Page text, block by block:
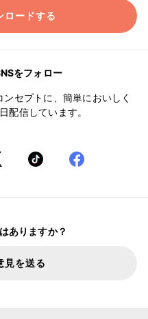
ロードする
をフォロー
ンセプトに、簡単においしく
配信しています。
ありますか？
見を送る